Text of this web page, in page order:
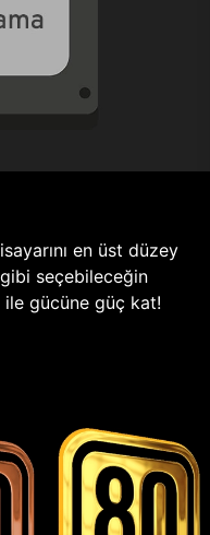
en üst düzey
seçebileceğin
ile gücüne güç kat!